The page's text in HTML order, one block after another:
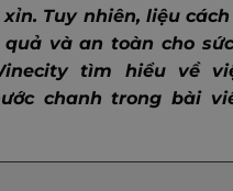
Tuy nhiên, liệu
và an toàn cho
tìm hiểu về
chanh trong bài